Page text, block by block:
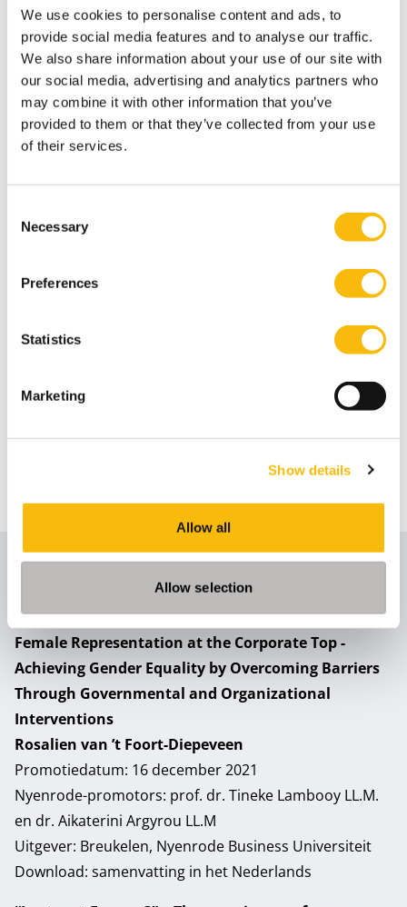
We use cookies to personalise content and ads, to
provide social media features and to analyse our traffic.
We also share information about your use of our site with
our social media, advertising and analytics partners who
may combine it with other information that you’ve
provided to them or that they’ve collected from your use
of their services.
Selection
Necessary
Preferences
Statistics
Marketing
Show details
Allow all
Allow selection
CORRUPTION INDICATORS IN KOSOVO - A study into
indicators that may affect corruption among senior
public officials in Kosovo and other newly
established countries in the region
Genc Rraci
prof. dr. mr. Robert Kamerling RA
Uitgever: Breukelen, Nyenrode Business Universiteit
of Ethics
Promotiedatum: 28 januari 2022
Nyenrode-promotors: prof. dr. Ronald Jeurissen en
prof. mr. dr. Tineke Lambooy
Uitgever: Breukelen, Nyenrode Business Universiteit
Female Representation at the Corporate Top -
Achieving Gender Equality by Overcoming Barriers
Through Governmental and Organizational
Interventions
Rosalien van ’t Foort-Diepeveen
Promotiedatum: 16 december 2021
Nyenrode-promotors: prof. dr. Tineke Lambooy LL.M.
en dr. Aikaterini Argyrou LL.M
Uitgever: Breukelen, Nyenrode Business Universiteit
Download: samenvatting in het Nederlands